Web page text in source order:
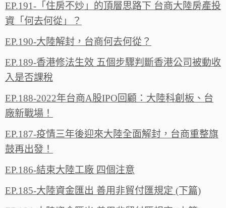
EP.191-「住房不炒」的頂層思路下 台商大陸房產投
資「何去何從」？
EP.190-大陸解封，台商何去何從？
EP.189-香港修法生效 五個步驟判斷香港公司被動收
入是否課稅
EP.188-2022年台商A股IPO回顧：大陸科創板、台
廠新戰場！
EP.187-疫情三年後迎來大陸全面解封，台商重整旗
鼓再出發！
EP.186-結束大陸工廠 四個注意
EP.185-大陸資金匯出 善用非貿付匯規定 (下篇)